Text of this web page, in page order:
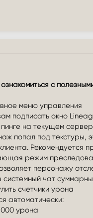
с
меню управления
подписать окно
на текущем
попал под текстуры,
Рекомендуется
режим
персонажу
системный чат
счетчики урона
автоматически:
урона